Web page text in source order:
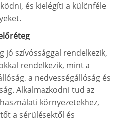
és kielégíti a különféle
jó szívóssággal rendelkezik,
rendelkezik, mint a
a nedvességállóság és
Alkalmazkodni tud az
környezetekhez,
a sérülésektől és